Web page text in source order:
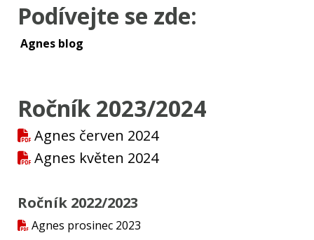
Podívejte se zde:
Agnes blog
Ročník 2023/2024
Agnes červen 2024
Agnes květen 2024
Ročník 2022/2023
Agnes prosinec 2023